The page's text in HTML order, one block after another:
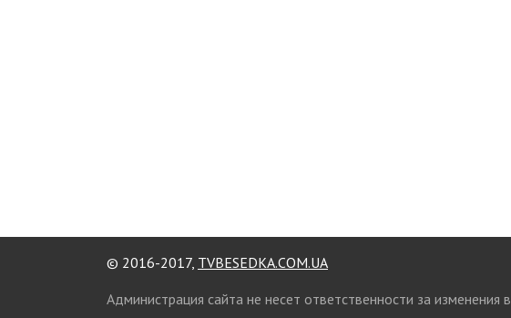
© 2016-2017, TVBESEDKA.COM.UA
Администрация сайта не несет ответственности за изменения в